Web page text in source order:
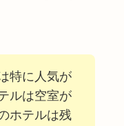
特に人気が
ルは空室が
ホテルは残